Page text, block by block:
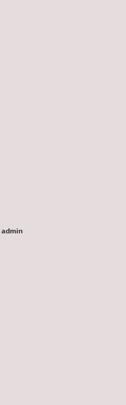
admin